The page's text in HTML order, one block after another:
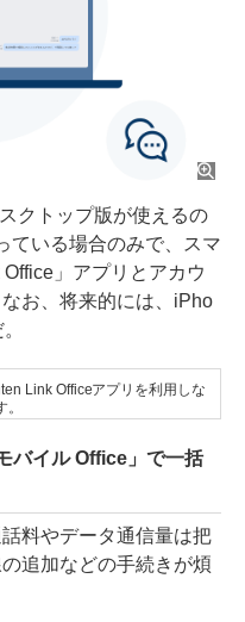
クトップ版が使えるの
ている場合のみで、スマ
」アプリとアカウ
お、将来的には、iPho
Link Officeアプリを利用しな
バイル Office」で一括
料やデータ通信量は把
追加などの手続きが煩